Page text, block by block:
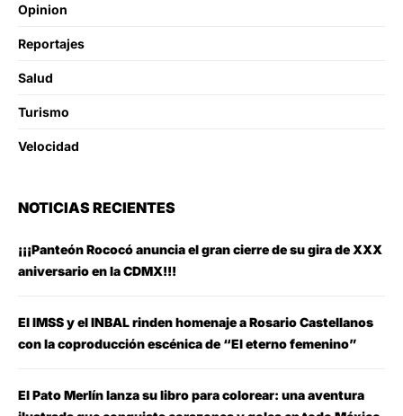
Opinion
Reportajes
Salud
Turismo
Velocidad
NOTICIAS RECIENTES
¡¡¡Panteón Rococó anuncia el gran cierre de su gira de XXX
aniversario en la CDMX!!!
El IMSS y el INBAL rinden homenaje a Rosario Castellanos
con la coproducción escénica de “El eterno femenino”
El Pato Merlín lanza su libro para colorear: una aventura